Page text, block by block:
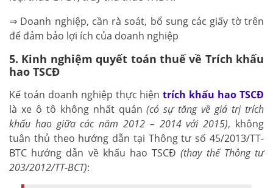
⇒ Doanh nghiệp, cần rà soát, bổ sung các giấy tờ trên
để đảm bảo lợi ích của doanh nghiệp
5. Kinh nghiệm quyết toán thuế về Trích khấu
hao TSCĐ
Kế toán doanh nghiệp thực hiệntrích khấu hao TSCĐ
là xe ô tô không nhất quán(có sự tăng về giá trị trích
khấu hao giữa các năm 2012 – 2014 với 2015), không
tuân thủ theo hướng dẫn tại Thông tư số 45/2013/TT-
BTC hướng dẫn về khấu hao TSCĐ (thay thế Thông tư
203/2012/TT-BCT):